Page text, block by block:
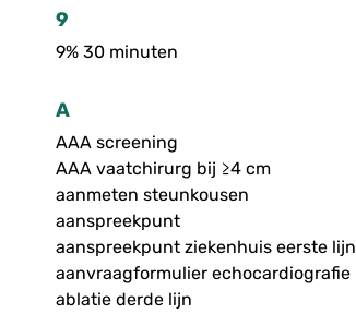
9
9% 30 minuten
A
AAA screening
AAA vaatchirurg bij ≥4 cm
aanmeten steunkousen
aanspreekpunt
aanspreekpunt ziekenhuis eerste lijn
aanvraagformulier echocardiografie
ablatie derde lijn